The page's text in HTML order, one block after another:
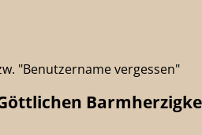
"Benutzername vergessen"